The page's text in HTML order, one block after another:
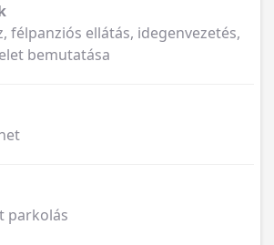
félpanziós ellátás, idegenvezetés,
bemutatása
parkolás